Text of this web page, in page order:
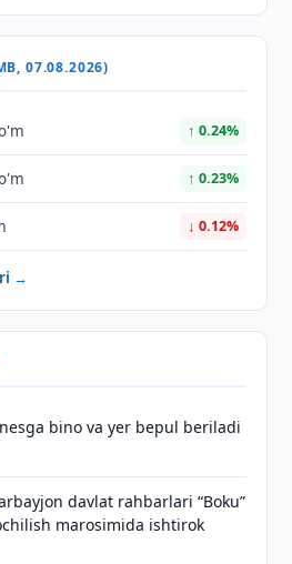
07.08.2026)
↑ 0.24%
↑ 0.23%
↓ 0.12%
→
bino va yer bepul beriladi
davlat rahbarlari “Boku”
marosimida ishtirok